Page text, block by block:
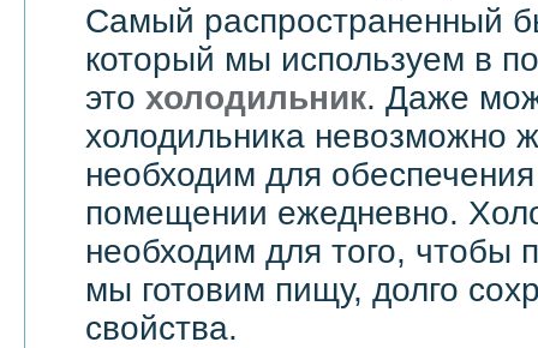
Самый распространенный
который мы используем в
это холодильник. Даже
холодильника невозможно
необходим для
помещении ежедневно.
необходим для того, чтобы
мы готовим пищу, долго
свойства.